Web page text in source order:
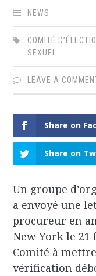
NEWS
COMITÉ
SEXUEL
LEAVE A
Share on
Share on
Un groupe
a envoyé une
procureur en
New York le 21
Comité à
vérification